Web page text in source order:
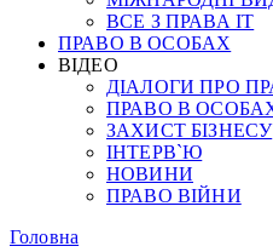
ВСЕ З ПРАВА ІТ
ПРАВО В ОСОБАХ
ВІДЕО
ДІАЛОГИ ПРО
ПРАВО В
ЗАХИСТ БІЗНЕСУ
ІНТЕРВ`Ю
НОВИНИ
ПРАВО ВІЙНИ
Головна